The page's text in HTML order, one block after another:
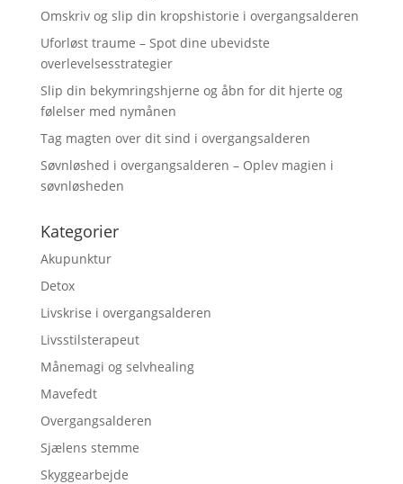
Omskriv og slip din kropshistorie i overgangsalderen
Uforløst traume – Spot dine ubevidste
overlevelsesstrategier
Slip din bekymringshjerne og åbn for dit hjerte og
følelser med nymånen
Tag magten over dit sind i overgangsalderen
Søvnløshed i overgangsalderen – Oplev magien i
søvnløsheden
Kategorier
Akupunktur
Detox
Livskrise i overgangsalderen
Livsstilsterapeut
Månemagi og selvhealing
Mavefedt
Overgangsalderen
Sjælens stemme
Skyggearbejde